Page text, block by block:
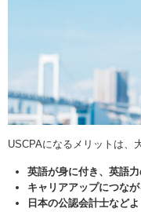
USCPAになるメリットは、
英語が身に付き、英語
キャリアアップにつなが
日本の公認会計士など